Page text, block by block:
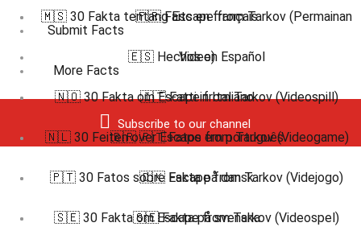
Submit Facts
More Facts
Subscribe to our channel
🇲🇸 30 Fakta tentang Escape from Tarkov (Permainan
Video)
🇳🇴 30 Fakta om Escape from Tarkov (Videospill)
🇳🇱 30 Feiten over Escape from Tarkov (Videogame)
🇵🇹 30 Fatos sobre Escape from Tarkov (Videjogo)
🇸🇪 30 Fakta om Escape from Tarkov (Videospel)
🇫🇷 Faits en français
🇪🇸 Hechos en Español
🇮🇹 Fatti in Italiano
🇧🇷 🇵🇹 Fatos em português
🇩🇰 Fakta på dansk
🇸🇪 Fakta på svenska